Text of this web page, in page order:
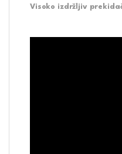
Visoko izdržljiv